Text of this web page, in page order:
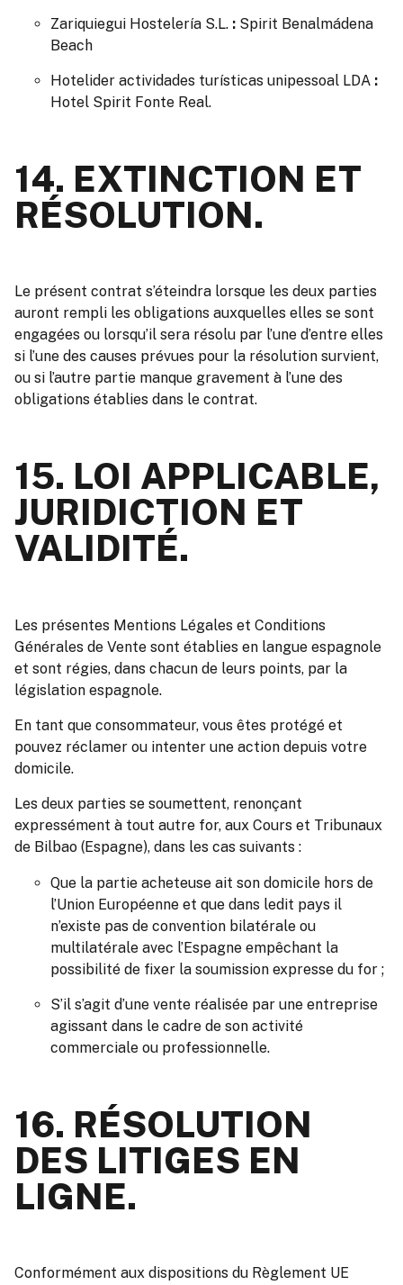
Zariquiegui Hostelería S.L. : Spirit Benalmádena
Beach
Hotelider actividades turísticas unipessoal LDA :
Hotel Spirit Fonte Real.
14. EXTINCTION ET
RÉSOLUTION.
Le présent contrat s’éteindra lorsque les deux parties
auront rempli les obligations auxquelles elles se sont
engagées ou lorsqu’il sera résolu par l’une d’entre elles
si l’une des causes prévues pour la résolution survient,
ou si l’autre partie manque gravement à l’une des
obligations établies dans le contrat.
15. LOI APPLICABLE,
JURIDICTION ET
VALIDITÉ.
Les présentes Mentions Légales et Conditions
Générales de Vente sont établies en langue espagnole
et sont régies, dans chacun de leurs points, par la
législation espagnole.
En tant que consommateur, vous êtes protégé et
pouvez réclamer ou intenter une action depuis votre
domicile.
Les deux parties se soumettent, renonçant
expressément à tout autre for, aux Cours et Tribunaux
de Bilbao (Espagne), dans les cas suivants :
Que la partie acheteuse ait son domicile hors de
l’Union Européenne et que dans ledit pays il
n’existe pas de convention bilatérale ou
multilatérale avec l’Espagne empêchant la
possibilité de fixer la soumission expresse du for ;
S’il s’agit d’une vente réalisée par une entreprise
agissant dans le cadre de son activité
commerciale ou professionnelle.
16. RÉSOLUTION
DES LITIGES EN
LIGNE.
Conformément aux dispositions du Règlement UE